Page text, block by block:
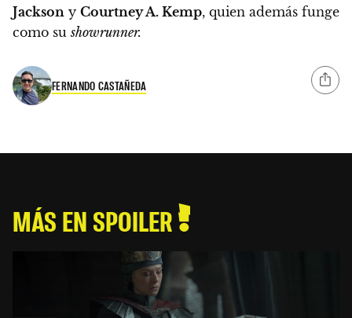
Jackson y Courtney A. Kemp, quien además funge
como sushowrunner.
FERNANDO CASTAÑEDA
MÁS EN SPOILER